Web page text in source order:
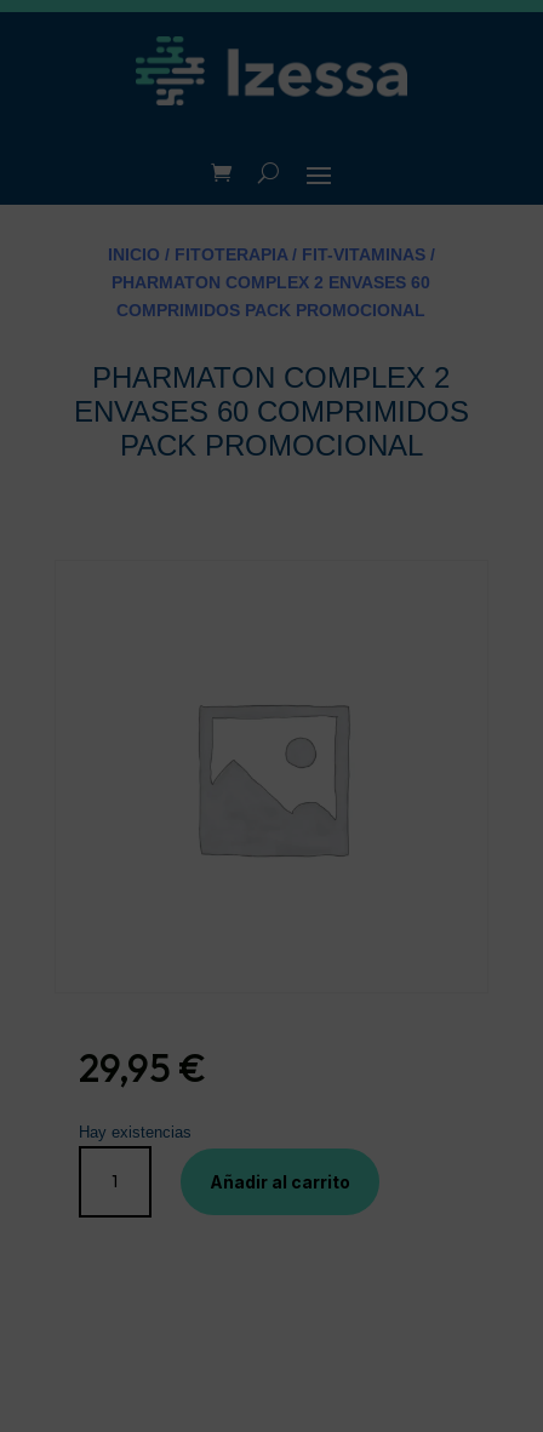
INICIO / FITOTERAPIA/ FIT-VITAMINAS/
PHARMATON COMPLEX 2 ENVASES 60
COMPRIMIDOS PACK PROMOCIONAL
PHARMATON COMPLEX 2
ENVASES 60 COMPRIMIDOS
PACK PROMOCIONAL
29,95 €
Hay existencias
COMPLEX
2
Añadir al carrito